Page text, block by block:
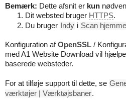
Bemærk: Dette afsnit er kun
Dit websted bruger HTTPS.
Du bruger
Indy i Scan
Konfiguration afOpenSSL /
med A1 Website Download vil
baserede websteder.
For at tilføje support til dette, se
værktøjer | Værktøjsbaner.